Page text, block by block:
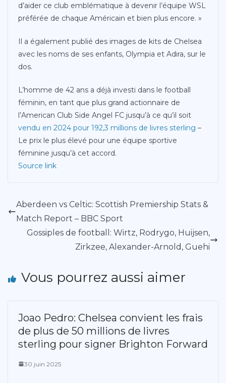
d’aider ce club emblématique à devenir l’équipe WSL
préférée de chaque Américain et bien plus encore. »
Il a également publié des images de kits de Chelsea
avec les noms de ses enfants, Olympia et Adira, sur le
dos.
L’homme de 42 ans a déjà investi dans le football
féminin, en tant que plus grand actionnaire de
l’American Club Side Angel FC jusqu’à ce qu’il soit
vendu en 2024 pour 192,3 millions de livres sterling –
Le prix le plus élevé pour une équipe sportive
féminine jusqu’à cet accord.
Source link
Aberdeen vs Celtic: Scottish Premiership Stats &
Match Report – BBC Sport
Gossiples de football: Wirtz, Rodrygo, Huijsen,
Zirkzee, Alexander-Arnold, Guehi
Vous pourrez aussi aimer
Joao Pedro: Chelsea convient les frais
de plus de 50 millions de livres
sterling pour signer Brighton Forward
30 juin 2025